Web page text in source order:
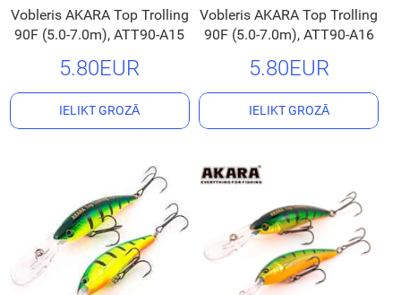
Vobleris AKARA Top Trolling
90F (5.0-7.0m), ATT90-A15
5.80EUR
IELIKT GROZĀ
Vobleris AKARA Top Trolling
90F (5.0-7.0m), ATT90-A16
5.80EUR
IELIKT GROZĀ